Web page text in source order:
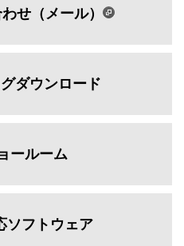
せ（メール）
ダウンロード
ールーム
ソフトウェア